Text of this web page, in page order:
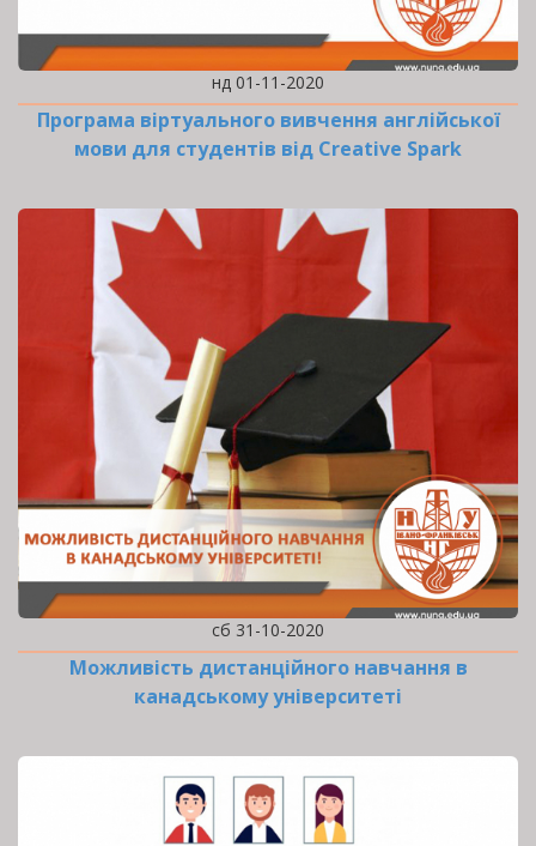
нд 01-11-2020
Програма віртуального вивчення англійської
мови для студентів від Creative Spark
сб 31-10-2020
Можливість дистанційного навчання в
канадському університеті